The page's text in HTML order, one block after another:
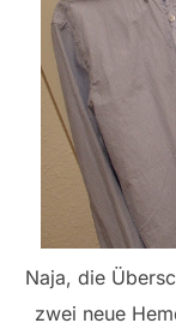
Naja, die
zwei neue